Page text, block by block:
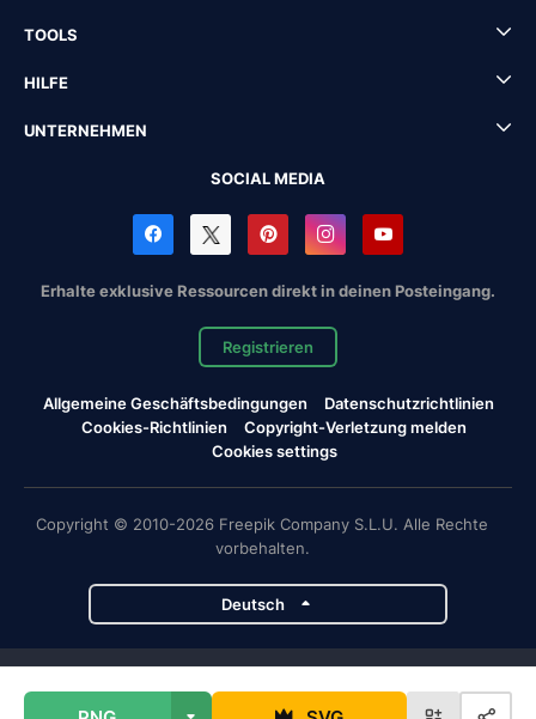
TOOLS
HILFE
UNTERNEHMEN
SOCIAL MEDIA
Erhalte exklusive Ressourcen direkt in deinen Posteingang.
Registrieren
Allgemeine Geschäftsbedingungen
Datenschutzrichtlinien
Cookies-Richtlinien
Copyright-Verletzung melden
Cookies settings
Copyright © 2010-2026 Freepik Company S.L.U. Alle Rechte
vorbehalten.
Deutsch